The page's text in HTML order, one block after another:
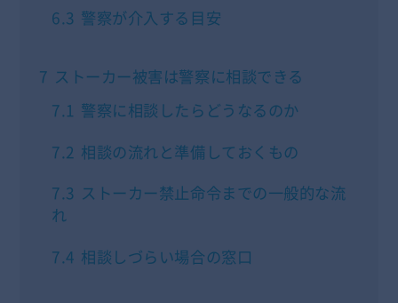
6.3 警察が介入する目安
7 ストーカー被害は警察に相談できる
7.1 警察に相談したらどうなるのか
7.2 相談の流れと準備しておくもの
7.3 ストーカー禁止命令までの一般的な流
れ
7.4 相談しづらい場合の窓口